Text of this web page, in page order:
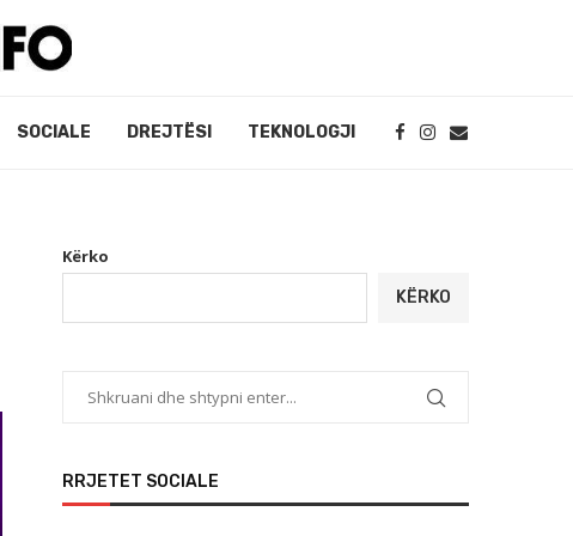
SOCIALE DREJTËSI TEKNOLOGJI
Kërko
KËRKO
RRJETET SOCIALE